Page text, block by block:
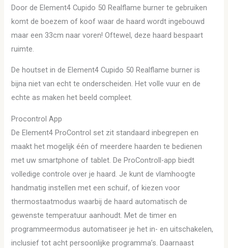
Door de Element4 Cupido 50 Realflame burner te gebruiken
komt de boezem of koof waar de haard wordt ingebouwd
maar een 33cm naar voren! Oftewel, deze haard bespaart
ruimte.
De houtset in de Element4 Cupido 50 Realflame burner is
bijna niet van echt te onderscheiden. Het volle vuur en de
echte as maken het beeld compleet.
Procontrol App
De Element4 ProControl set zit standaard inbegrepen en
maakt het mogelijk één of meerdere haarden te bedienen
met uw smartphone of tablet. De ProControll-app biedt
volledige controle over je haard. Je kunt de vlamhoogte
handmatig instellen met een schuif, of kiezen voor
thermostaatmodus waarbij de haard automatisch de
gewenste temperatuur aanhoudt. Met de timer en
programmeermodus automatiseer je het in- en uitschakelen,
inclusief tot acht persoonlijke programma’s. Daarnaast